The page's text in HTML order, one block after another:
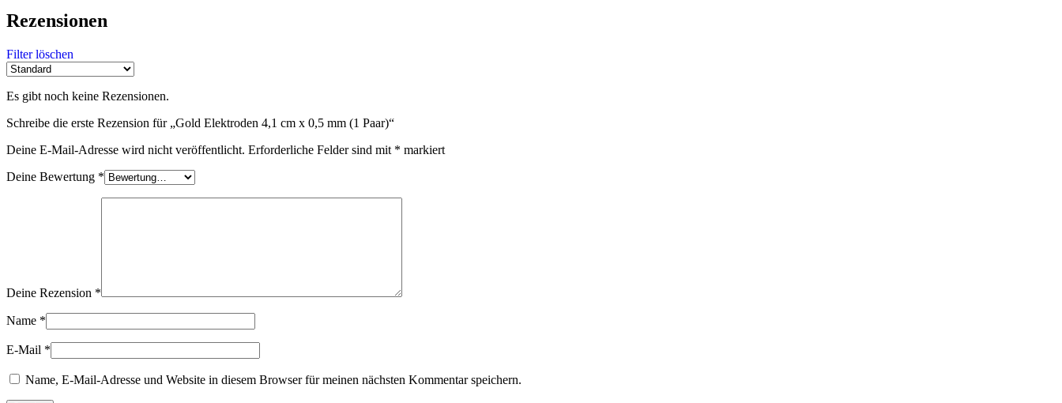
Rezensionen
Filter löschen
Es gibt noch keine Rezensionen.
Schreibe die erste Rezension für „Gold Elektroden 4,1 cm x 0,5 mm (1 Paar)“
Deine E-Mail-Adresse wird nicht veröffentlicht. Erforderliche Felder sind mit * markiert
Deine Bewertung *
Deine Rezension *
Name *
E-Mail *
Name, E-Mail-Adresse und Website in diesem Browser für meinen nächsten Kommentar speichern.